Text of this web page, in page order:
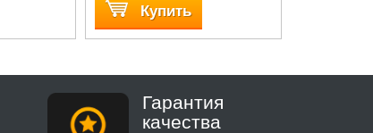
Купить
Гарантия
качества